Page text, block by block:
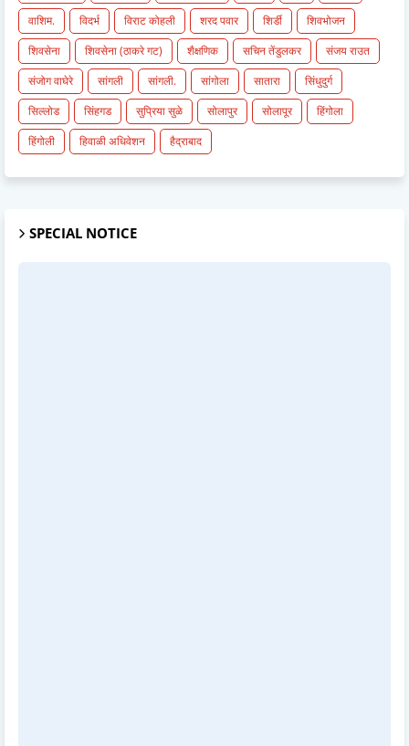
वाशिम. विदर्भ विराट कोहली शरद पवार शिर्डी
शिवभोजन
शिवसेना
शिवसेना (ठाकरे गट) शैक्षणिक सचिन तेंडुलकर
संजय राउत
संजोग वाघेरे
सांगली सांगली. सांगोला सातारा
सिंधुदुर्ग
सिल्लोड
सिंहगड सुप्रिया सुळे सोलापुर सोलापूर
हिंगोला
हिंगोली
हिवाळी अधिवेशन हैद्राबाद
SPECIAL NOTICE